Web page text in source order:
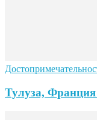
Тулуза, Франция